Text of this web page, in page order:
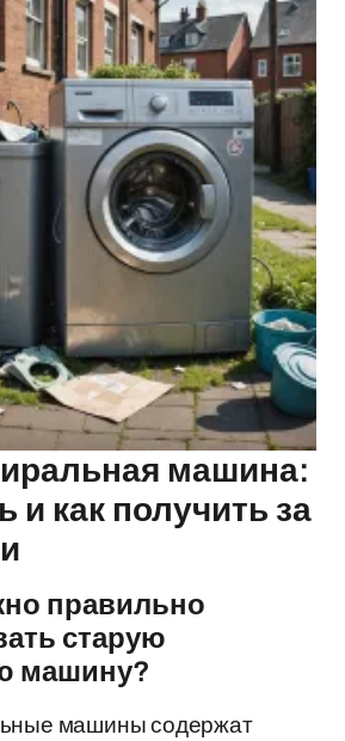
машина:
и как получить за
правильно
старую
машину?
машины содержат